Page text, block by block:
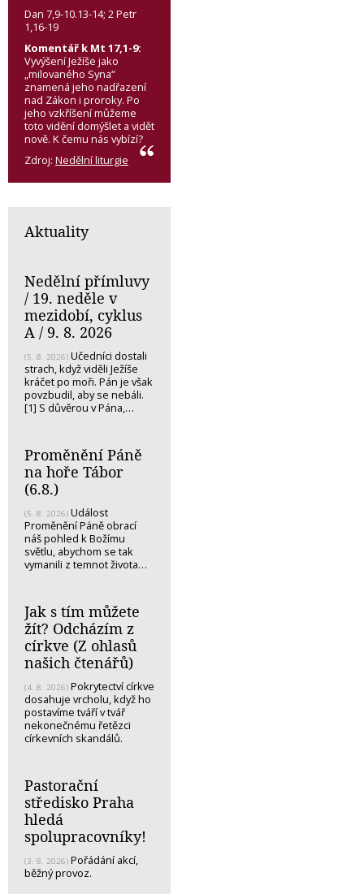
Dan 7,9-10.13-14; 2 Petr
1,16-19
Komentář k Mt 17,1-9:
Vyvýšení Ježíše jako
„milovaného Syna“
znamená jeho nadřazení
nad Zákon i proroky. Po
jeho vzkříšení můžeme
toto vidění domýšlet a vidět
nově. K čemu nás vybízí?
Zdroj: Nedělní liturgie
Aktuality
Nedělní přímluvy
/ 19. neděle v
mezidobí, cyklus
A / 9. 8. 2026
(5. 8. 2026) Učedníci dostali
strach, když viděli Ježíše
kráčet po moři. Pán je však
povzbudil, aby se nebáli.
[1] S důvěrou v Pána,…
Proměnění Páně
na hoře Tábor
(6.8.)
(5. 8. 2026) Událost
Proměnění Páně obrací
náš pohled k Božímu
světlu, abychom se tak
vymanili z temnot života…
Jak s tím můžete
žít? Odcházím z
církve (Z ohlasů
našich čtenářů)
(4. 8. 2026) Pokrytectví církve
dosahuje vrcholu, když ho
postavíme tváří v tvář
nekonečnému řetězci
církevních skandálů.
Pastorační
středisko Praha
hledá
spolupracovníky!
(3. 8. 2026) Pořádání akcí,
běžný provoz.